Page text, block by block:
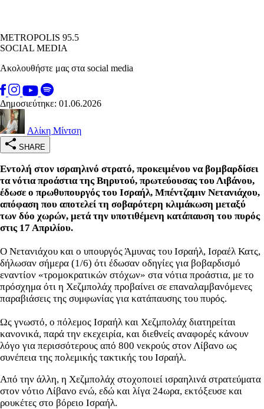
METROPOLIS 95.5
SOCIAL MEDIA
Ακολουθήστε μας στα social media
Δημοσιεύτηκε: 01.06.2026
Αλίκη Μίντση
SHARE
Εντολή στον ισραηλινό στρατό, προκειμένου να βομβαρδίσει
τα νότια προάστια της Βηρυτού, πρωτεύουσας του Λιβάνου,
έδωσε ο πρωθυπουργός του Ισραήλ, Μπέντζαμιν Νετανιάχου,
απόφαση που αποτελεί τη σοβαρότερη κλιμάκωση μεταξύ
των δύο χωρών, μετά την υποτιθέμενη κατάπαυση του πυρός
στις 17 Απριλίου.
Ο Νετανιάχου και ο υπουργός Άμυνας του Ισραήλ, Ισραέλ Κατς,
δήλωσαν σήμερα (1/6) ότι έδωσαν οδηγίες για βοβαρδισμό
εναντίον «τρομοκρατικών στόχων» στα νότια προάστια, με το
πρόσχημα ότι η Χεζμπολάχ προβαίνει σε επαναλαμβανόμενες
παραβιάσεις της συμφωνίας για κατάπαυσης του πυρός.
Ως γνωστό, ο πόλεμος Ισραήλ και Χεζμπολάχ διατηρείται
κανονικά, παρά την εκεχειρία, και διεθνείς αναφορές κάνουν
λόγο για περισσότερους από 800 νεκρούς στον Λίβανο ως
συνέπεια της πολεμικής τακτικής του Ισραήλ.
Από την άλλη, η Χεζμπολάχ στοχοποιεί ισραηλινά στρατεύματα
στον νότιο Λίβανο ενώ, εδώ και λίγα 24ωρα, εκτόξευσε και
ρουκέτες στο βόρειο Ισραήλ.